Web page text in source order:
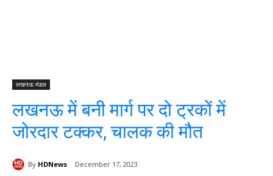
लखनऊ मंडल
लखनऊ में बनी मार्ग पर दो ट्रकों में
जोरदार टक्कर, चालक की मौत
By HDNews December 17, 2023